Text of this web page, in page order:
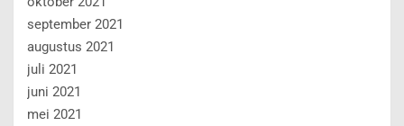
september 2021
augustus 2021
juli 2021
juni 2021
mei 2021